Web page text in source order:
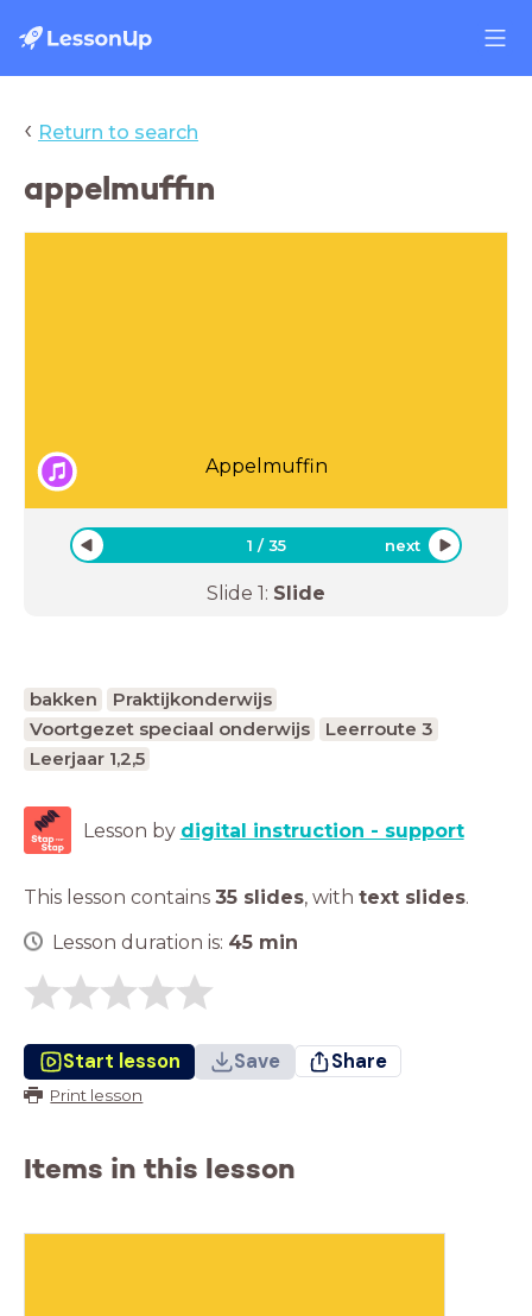
‹ Return to search
appelmuffin
Appelmuffin
1 /35 next
Slide 1: Slide
bakken
Praktijkonderwijs
Voortgezet speciaal onderwijs
Leerroute 3
Leerjaar 1,2,5
Lesson by digital instruction - support
This lesson contains 35 slides, with text slides.
Lesson duration is: 45 min
Start lesson Save Share
Print lesson
Items in this lesson